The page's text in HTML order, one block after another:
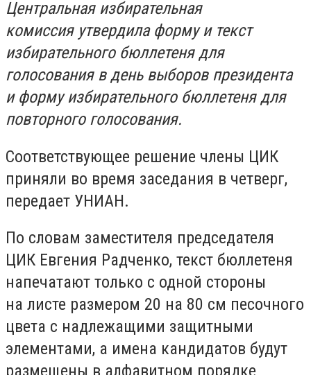
Центральная избирательная
комиссия утвердила форму и текст
избирательного бюллетеня для
голосования в день выборов президента
и форму избирательного бюллетеня для
повторного голосования.
Соответствующее решение члены ЦИК
приняли во время заседания в четверг,
передает УНИАН.
По словам заместителя председателя
ЦИК Евгения Радченко, текст бюллетеня
напечатают только с одной стороны
на листе размером 20 на 80 см песочного
цвета с надлежащими защитными
элементами, а имена кандидатов будут
размещены в алфавитном порядке